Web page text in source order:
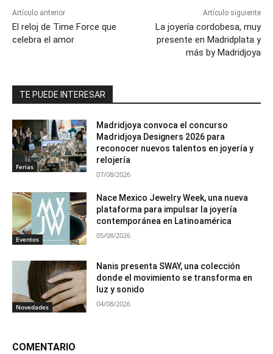
Artículo anterior
El reloj de Time Force que
celebra el amor
Artículo siguiente
La joyería cordobesa, muy
presente en Madridplata y
más by Madridjoya
TE PUEDE INTERESAR
Ferias
Madridjoya convoca el concurso
Madridjoya Designers 2026 para
reconocer nuevos talentos en joyería y
relojería
07/08/2026
Eventos
Nace Mexico Jewelry Week, una nueva
plataforma para impulsar la joyería
contemporánea en Latinoamérica
05/08/2026
Novedades
Nanis presenta SWAY, una colección
donde el movimiento se transforma en
luz y sonido
04/08/2026
COMENTARIO